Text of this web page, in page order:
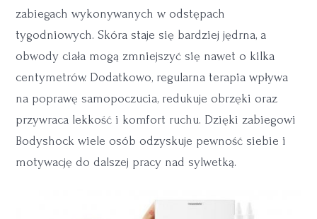
zabiegach wykonywanych w odstępach
tygodniowych. Skóra staje się bardziej jędrna, a
obwody ciała mogą zmniejszyć się nawet o kilka
centymetrów. Dodatkowo, regularna terapia wpływa
na poprawę samopoczucia, redukuje obrzęki oraz
przywraca lekkość i komfort ruchu. Dzięki zabiegowi
Bodyshock wiele osób odzyskuje pewność siebie i
motywację do dalszej pracy nad sylwetką.